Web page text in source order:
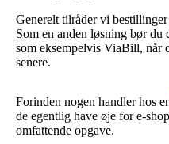
Generelt tilråder vi
Som en anden løsning bør du
som eksempelvis ViaBill, når
senere.
Forinden nogen handler hos
de egentlig have øje for e-
omfattende opgave.